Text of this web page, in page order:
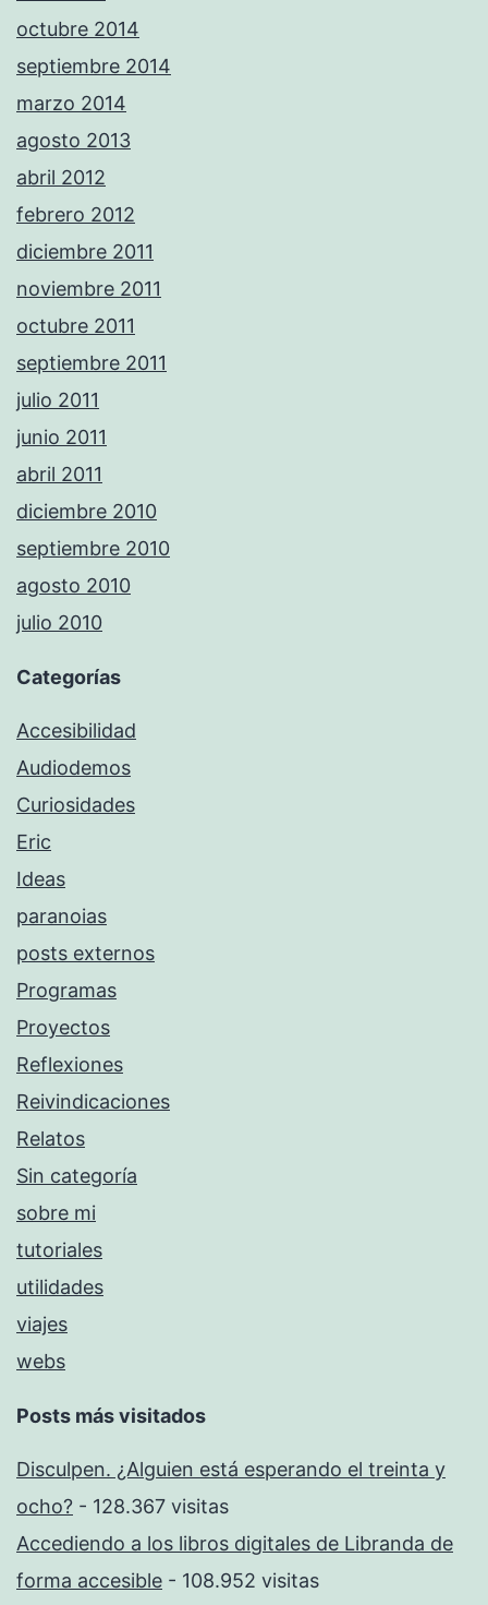
octubre 2014
septiembre 2014
marzo 2014
agosto 2013
abril 2012
febrero 2012
diciembre 2011
noviembre 2011
octubre 2011
septiembre 2011
julio 2011
junio 2011
abril 2011
diciembre 2010
septiembre 2010
agosto 2010
julio 2010
Categorías
Accesibilidad
Audiodemos
Curiosidades
Eric
Ideas
paranoias
posts externos
Programas
Proyectos
Reflexiones
Reivindicaciones
Relatos
Sin categoría
sobre mi
tutoriales
utilidades
viajes
webs
Posts más visitados
Disculpen. ¿Alguien está esperando el treinta y
ocho? - 128.367 visitas
Accediendo a los libros digitales de Libranda de
forma accesible - 108.952 visitas